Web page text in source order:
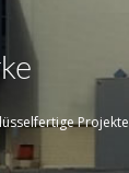
Projekte